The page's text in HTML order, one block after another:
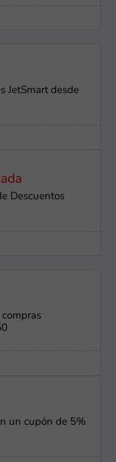
JetSmart desde
Descuentos
un cupón de 5%